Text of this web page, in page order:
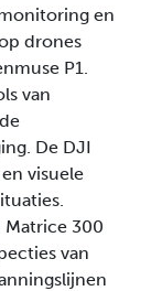
en
drones
P1.
van
De DJI
visuele
Matrice 300
van